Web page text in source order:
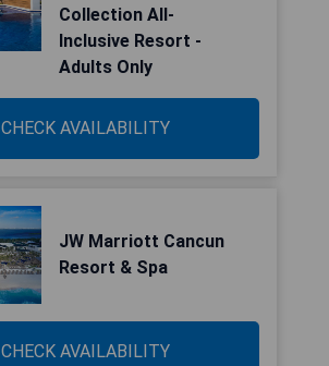
Collection All-
Inclusive Resort -
Adults Only
CHECK AVAILABILITY
JW Marriott Cancun
Resort & Spa
CHECK AVAILABILITY